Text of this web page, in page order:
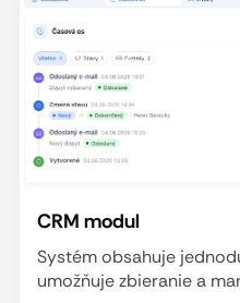
CRM modul
Systém obsahuje
umožňuje zbieranie a